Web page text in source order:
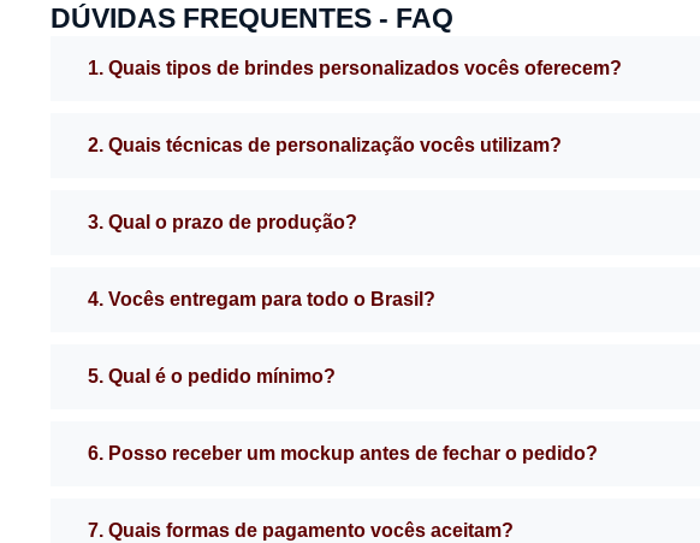
DÚVIDAS FREQUENTES - FAQ
1. Quais tipos de brindes personalizados vocês oferecem?
2. Quais técnicas de personalização vocês utilizam?
3. Qual o prazo de produção?
4. Vocês entregam para todo o Brasil?
5. Qual é o pedido mínimo?
6. Posso receber um mockup antes de fechar o pedido?
7. Quais formas de pagamento vocês aceitam?